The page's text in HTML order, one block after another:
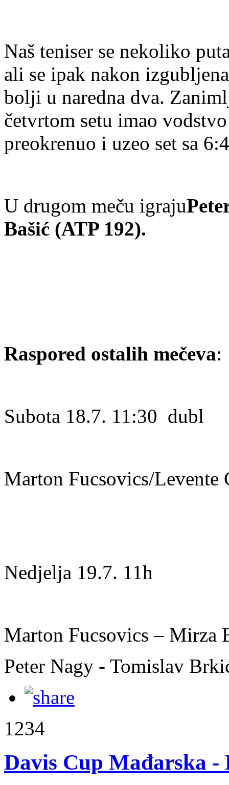
Naš teniser se nekoliko
ali se ipak nakon
bolji u naredna dva.
četvrtom setu imao
preokrenuo i uzeo set sa 6:4
U drugom meču igraju
Bašić (ATP 192).
Raspored ostalih mečeva:
Subota 18.7. 11:30 dubl
Marton Fucsovics/
Nedjelja 19.7. 11h
Marton Fucsovics – Mirza
Peter Nagy - Tomislav
1234
Davis Cup Mađarska